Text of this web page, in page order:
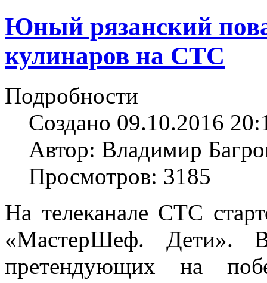
Юный рязанский
кулинаров на СТС
Подробности
Создано 09.10.2016
Автор: Владимир
Просмотров: 3185
На телеканале СТС
«МастерШеф. Дети».
претендующих на